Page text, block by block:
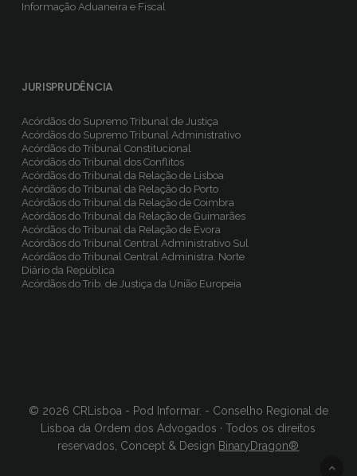
Informação Aduaneira e Fiscal
JURISPRUDÊNCIA
Acórdãos do Supremo Tribunal de Justiça
Acórdãos do Supremo Tribunal Administrativo
Acórdãos do Tribunal Constitucional
Acórdãos do Tribunal dos Conflitos
Acórdãos do Tribunal da Relação de Lisboa
Acórdãos do Tribunal da Relação do Porto
Acórdãos do Tribunal da Relação de Coimbra
Acórdãos do Tribunal da Relação de Guimarães
Acórdãos do Tribunal da Relação de Évora
Acórdãos do Tribunal Central Administrativo Sul
Acórdãos do Tribunal Central Administra. Norte
Diário da República
Acórdãos do Trib. de Justiça da União Europeia
© 2026 CRLisboa - Pod Informar. - Conselho Regional de
Lisboa da Ordem dos Advogados · Todos os direitos
reservados, Concept & Design BinaryDragon®